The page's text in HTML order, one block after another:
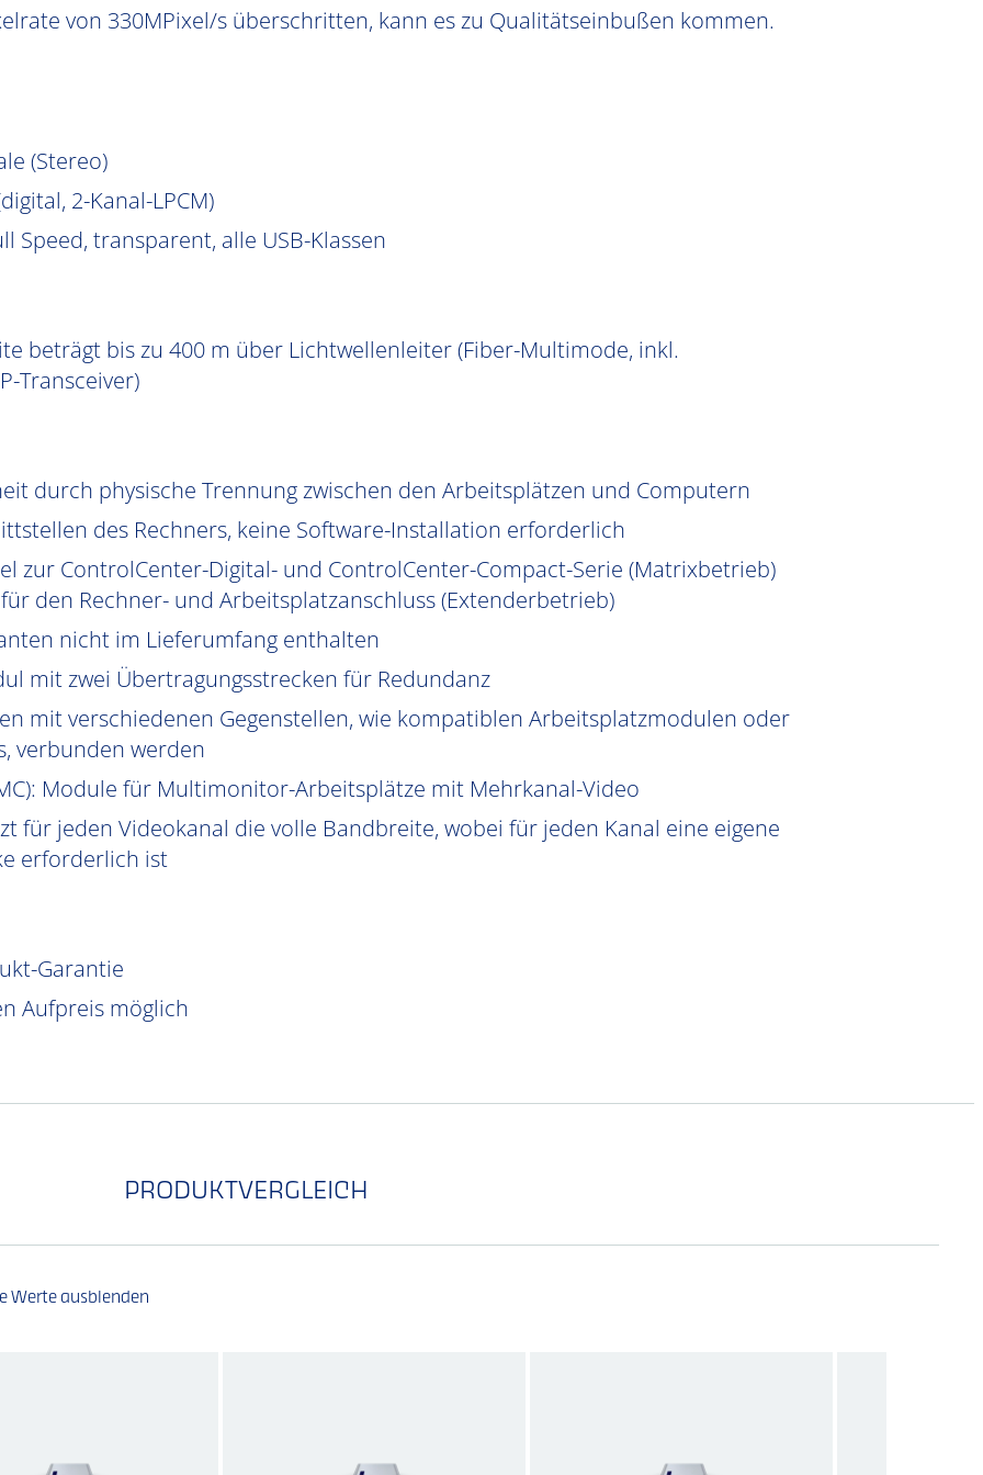
von 330MPixel/s überschritten, kann es zu Qualitätseinbußen kommen.
(Stereo)
2-Kanal-LPCM)
Speed, transparent, alle USB-Klassen
beträgt bis zu 400 m über Lichtwellenleiter (Fiber-Multimode, inkl.
Transceiver)
durch physische Trennung zwischen den Arbeitsplätzen und Computern
des Rechners, keine Software-Installation erforderlich
zur ControlCenter-Digital- und ControlCenter-Compact-Serie (Matrixbetrieb)
den Rechner- und Arbeitsplatzanschluss (Extenderbetrieb)
nicht im Lieferumfang enthalten
mit zwei Übertragungsstrecken für Redundanz
mit verschiedenen Gegenstellen, wie kompatiblen Arbeitsplatzmodulen oder
verbunden werden
): Module für Multimonitor-Arbeitsplätze mit Mehrkanal-Video
für jeden Videokanal die volle Bandbreite, wobei für jeden Kanal eine eigene
erforderlich ist
Garantie
Aufpreis möglich
PRODUKTVERGLEICH
Werte ausblenden